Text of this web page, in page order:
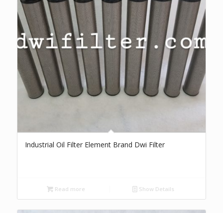
Industrial Oil Filter Element Brand Dwi Filter
Read more Show Details